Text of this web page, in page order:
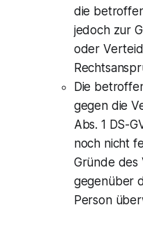
die
jedoch zur
oder
Die
gegen die
Abs. 1 DS-
noch nicht
Gründe des
gegenüber
Person